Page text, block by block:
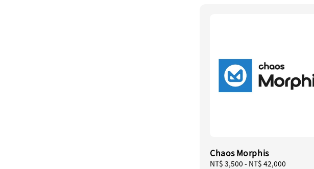
Chaos Morphis
Regular
NT$ 3,500 - NT$ 42,000